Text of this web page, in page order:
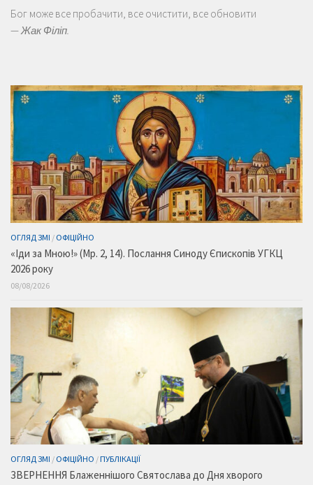
Бог може все пробачити, все очистити, все обновити
—Жак Філіп.
ОГЛЯД ЗМІ / ОФІЦІЙНО
«Іди за Мною!» (Мр. 2, 14). Послання Синоду Єпископів УГКЦ
2026 року
08/08/2026
ОГЛЯД ЗМІ / ОФІЦІЙНО /ПУБЛІКАЦІЇ
ЗВЕРНЕННЯ Блаженнішого Святослава до Дня хворого